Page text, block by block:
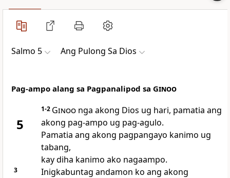
Salmo 5 Ang Pulong Sa Dios
Pag-ampo alang sa Pagpanalipod sa Ginoo
5
1-2 Ginoonga akong Dios ug hari, pamatia ang
akong pag-ampo ug pag-agulo.
Pamatia ang akong pagpangayo kanimo ug
tabang,
kay diha kanimo ako nagaampo.
3
Inigkabuntag andamon ko ang akong